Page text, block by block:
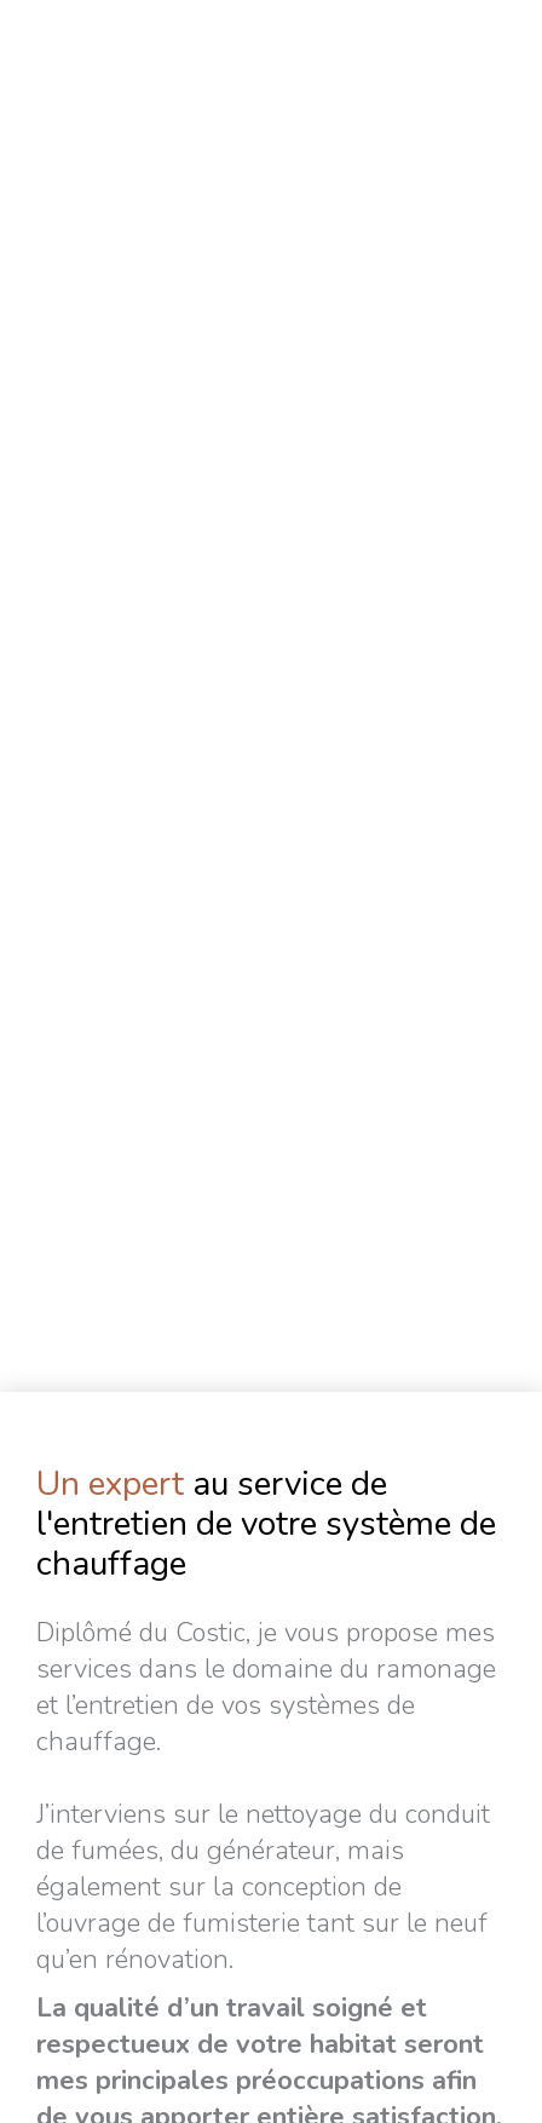
Un expert au service de
l'entretien de votre système de
chauffage
Diplômé du Costic, je vous propose mes
services dans le domaine du ramonage
et l’entretien de vos systèmes de
chauffage.
J’interviens sur le nettoyage du conduit
de fumées, du générateur, mais
également sur la conception de
l’ouvrage de fumisterie tant sur le neuf
qu’en rénovation.
La qualité d’un travail soigné et
respectueux de votre habitat seront
mes principales préoccupations afin